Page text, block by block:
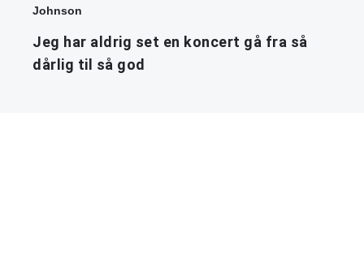
Johnson
Jeg har aldrig set en koncert gå fra så
dårlig til så god